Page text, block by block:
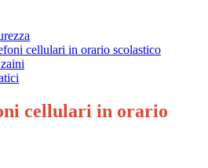
cellulari in orario scolastico
cellulari in orario